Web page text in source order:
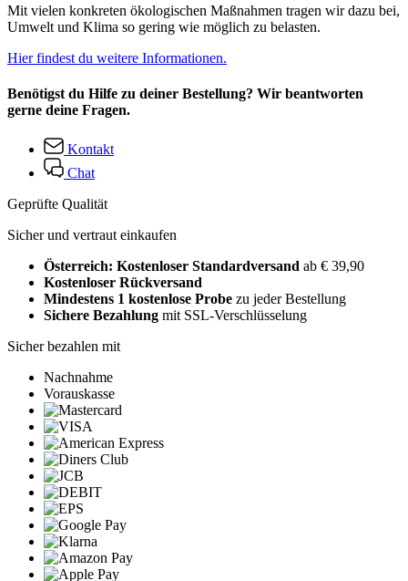
Mit vielen konkreten ökologischen Maßnahmen tragen wir dazu bei,
Umwelt und Klima so gering wie möglich zu belasten.
Hier findest du weitere Informationen.
Benötigst du Hilfe zu deiner Bestellung? Wir beantworten
gerne deine Fragen.
Kontakt
Chat
Geprüfte Qualität
Sicher und vertraut einkaufen
Österreich: Kostenloser Standardversand ab € 39,90
Kostenloser Rückversand
Mindestens 1 kostenlose Probe zu jeder Bestellung
Sichere Bezahlung mit SSL-Verschlüsselung
Sicher bezahlen mit
Nachnahme
Vorauskasse